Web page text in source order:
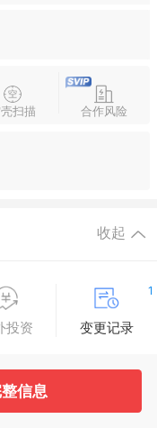
扫描 合作风险
收起
投资
1
变更记录
7
信息